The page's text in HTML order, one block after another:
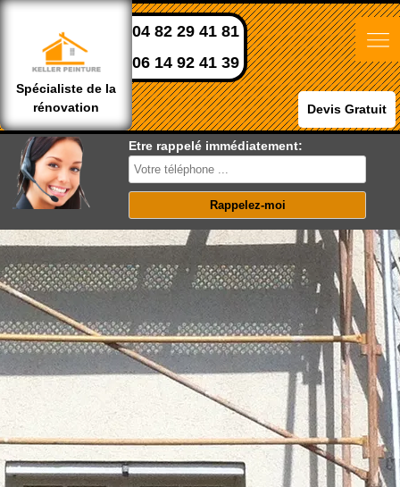
Spécialiste de la
rénovation
04 82 29 41 81
06 14 92 41 39
Devis Gratuit
Etre rappelé immédiatement: